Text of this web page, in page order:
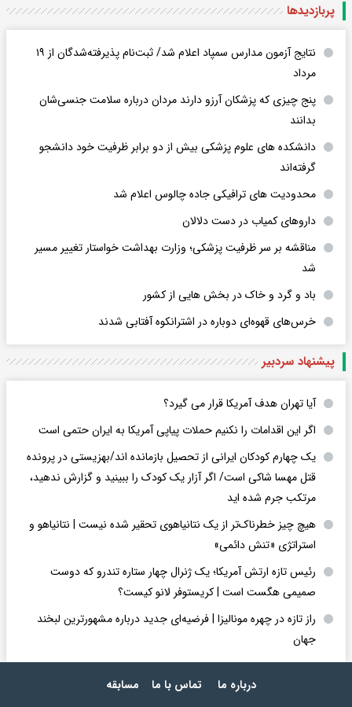
پربازدید‌ها
نتایج آزمون مدارس سمپاد اعلام شد/ ثبت‌نام پذیرفته‌شدگان از ۱۹
مرداد
پنج چیزی که پزشکان آرزو دارند مردان درباره سلامت جنسی‌شان
بدانند
دانشکده های علوم پزشکی بیش از دو برابر ظرفیت خود دانشجو
گرفته‌اند
محدودیت های ترافیکی جاده چالوس اعلام شد
داروهای کمیاب در دست دلالان
مناقشه بر سر ظرفیت پزشکی؛ وزارت بهداشت خواستار تغییر مسیر
شد
باد و گرد و خاک در بخش هایی از کشور
خرس‌های قهوه‌ای دوباره در اشترانکوه آفتابی شدند
پیشنهاد سردبیر
آیا تهران هدف آمریکا قرار می گیرد؟
اگر این اقدامات را نکنیم حملات پیاپی آمریکا به ایران حتمی است
یک چهارم کودکان ایرانی از تحصیل بازمانده اند/بهزیستی در پرونده
قتل مهسا شاکی است/ اگر آزار یک کودک را ببینید و گزارش ندهید،
مرتکب جرم شده اید
هیچ چیز خطرناک‌تر از یک نتانیاهوی تحقیر شده نیست | نتانیاهو و
استراتژی «تنش دائمی»
رئیس تازه ارتش آمریکا؛ یک ژنرال چهار ستاره تندرو که دوست
صمیمی هگست است | کریستوفر لانو کیست؟
راز تازه در چهره مونالیزا | فرضیه‌ای جدید درباره مشهورترین لبخند
جهان
درباره ما تماس با ما مسابقه